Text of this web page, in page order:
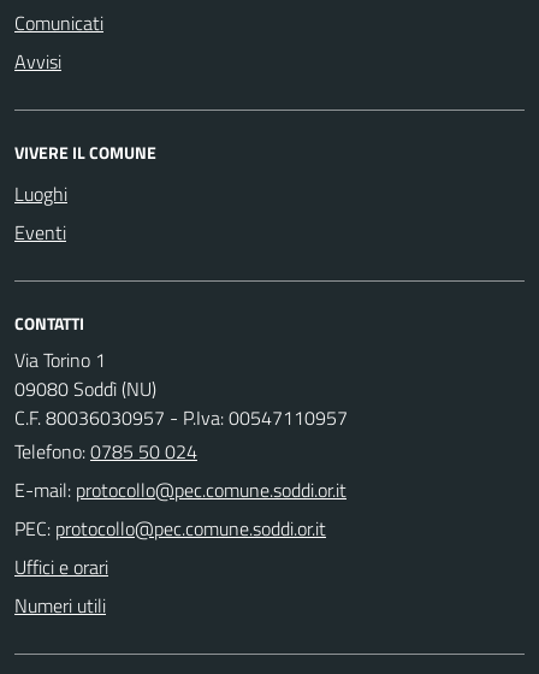
Comunicati
Avvisi
VIVERE IL COMUNE
Luoghi
Eventi
CONTATTI
Via Torino 1
09080 Soddì (NU)
C.F. 80036030957 - P.Iva: 00547110957
Telefono:0785 50 024
E-mail:
PEC:
Uffici e orari
Numeri utili